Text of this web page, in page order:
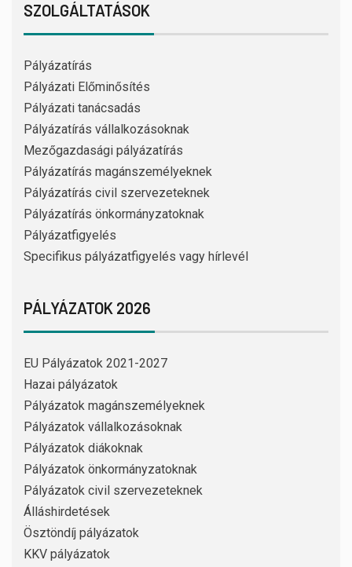
SZOLGÁLTATÁSOK
Pályázatírás
Pályázati Előminősítés
Pályázati tanácsadás
Pályázatírás vállalkozásoknak
Mezőgazdasági pályázatírás
Pályázatírás magánszemélyeknek
Pályázatírás civil szervezeteknek
Pályázatírás önkormányzatoknak
Pályázatfigyelés
Specifikus pályázatfigyelés vagy hírlevél
PÁLYÁZATOK 2026
EU Pályázatok 2021-2027
Hazai pályázatok
Pályázatok magánszemélyeknek
Pályázatok vállalkozásoknak
Pályázatok diákoknak
Pályázatok önkormányzatoknak
Pályázatok civil szervezeteknek
Álláshirdetések
Ösztöndíj pályázatok
KKV pályázatok